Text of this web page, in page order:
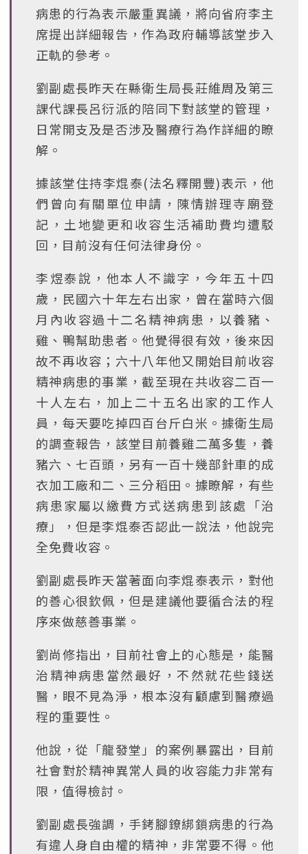
病患的行為表示嚴重異議，將向省府李主
席提出詳細報告，作為政府輔導該堂步入
正軌的參考。
劉副處長昨天在縣衛生局長莊維周及第三
課代課長呂衍派的陪同下對該堂的管理，
日常開支及是否涉及醫療行為作詳細的瞭
解。
據該堂住持李焜泰(法名釋開豐)表示，他
們曾向有關單位申請，陳情辦理寺廟登
記，土地變更和收容生活補助費均遭駁
回，目前沒有任何法律身份。
李煜泰說，他本人不識字，今年五十四
歲，民國六十年左右出家，曾在當時六個
月內收容過十二名精神病患，以養豬、
雞、鴨幫助患者。他覺得很有效，後來因
故不再收容；六十八年他又開始目前收容
精神病患的事業，截至現在共收容二百一
十人左右，加上二十五名出家的工作人
員，每天要吃掉四百台斤白米。據衛生局
的調查報告，該堂目前養雞二萬多隻，養
豬六、七百頭，另有一百十幾部針車的成
衣加工廠和二、三分稻田。據瞭解，有些
病患家屬以繳費方式送病患到該處「治
療」，但是李焜泰否認此一說法，他說完
全免費收容。
劉副處長昨天當著面向李焜泰表示，對他
的善心很欽佩，但是建議他要循合法的程
序來做慈善事業。
劉尚修指出，目前社會上的心態是，能醫
治精神病患當然最好，不然就花些錢送
醫，眼不見為淨，根本沒有顧慮到醫療過
程的重要性。
他說，從「龍發堂」的案例暴露出，目前
社會對於精神異常人員的收容能力非常有
限，值得檢討。
劉副處長強調，手銬腳鐐綁鎖病患的行為
有違人身自由權的精神，非常要不得。他